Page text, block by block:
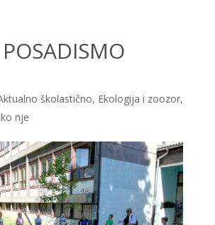
školastično, Ekologija i zoozor,
nje